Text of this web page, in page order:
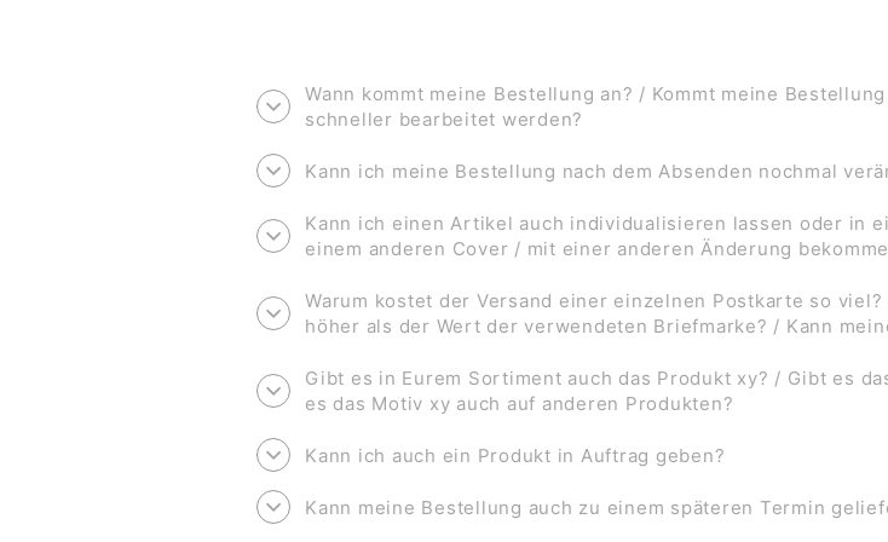
Wann kommt meine Bestellung an? / Kommt meine
schneller bearbeitet werden?
Kann ich meine Bestellung nach dem Absenden nochmal
Kann ich einen Artikel auch individualisieren lassen oder in
einem anderen Cover / mit einer anderen Änderung
Warum kostet der Versand einer einzelnen Postkarte so
höher als der Wert der verwendeten Briefmarke? / Kann
Gibt es in Eurem Sortiment auch das Produkt xy? / Gibt es
es das Motiv xy auch auf anderen Produkten?
Kann ich auch ein Produkt in Auftrag geben?
Kann meine Bestellung auch zu einem späteren Termin